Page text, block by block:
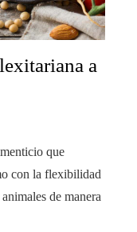
a
que
con la flexibilidad
de manera